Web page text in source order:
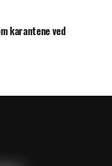
karantene ved